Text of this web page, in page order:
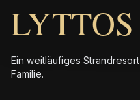
Ein weitläufiges
Familie.